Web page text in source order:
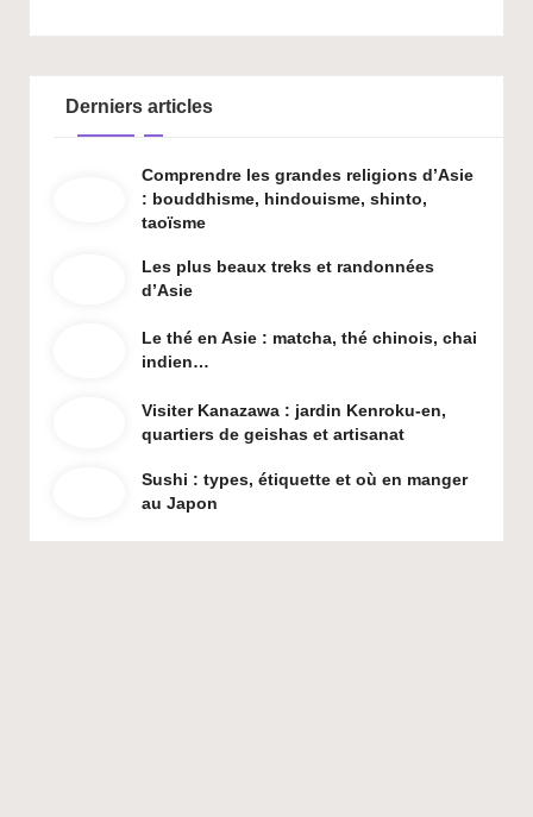
Derniers articles
Comprendre les grandes religions d’Asie
: bouddhisme, hindouisme, shinto,
taoïsme
Les plus beaux treks et randonnées
d’Asie
Le thé en Asie : matcha, thé chinois, chai
indien…
Visiter Kanazawa : jardin Kenroku-en,
quartiers de geishas et artisanat
Sushi : types, étiquette et où en manger
au Japon